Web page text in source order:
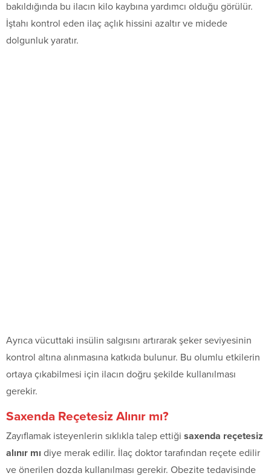
bakıldığında bu ilacın kilo kaybına yardımcı olduğu görülür.
İştahı kontrol eden ilaç açlık hissini azaltır ve midede
dolgunluk yaratır.
Ayrıca vücuttaki insülin salgısını artırarak şeker seviyesinin
kontrol altına alınmasına katkıda bulunur. Bu olumlu etkilerin
ortaya çıkabilmesi için ilacın doğru şekilde kullanılması
gerekir.
Saxenda Reçetesiz Alınır mı?
Zayıflamak isteyenlerin sıklıkla talep ettiği saxenda reçetesiz
alınır mı diye merak edilir. İlaç doktor tarafından reçete edilir
ve önerilen dozda kullanılması gerekir. Obezite tedavisinde